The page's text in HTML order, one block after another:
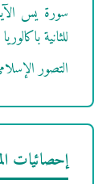
للثانية باكالوريا
التصور
إحصائيات